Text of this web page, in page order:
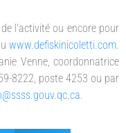
l’activité ou encore pour
www.defiskinicoletti.com.
Venne, coordonnatrice
8222, poste 4253 ou par
.